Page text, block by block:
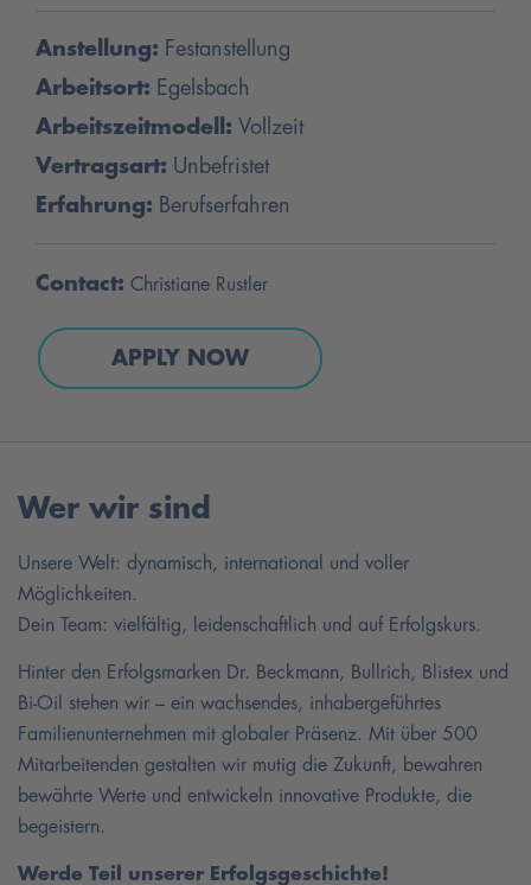
Anstellung: Festanstellung
Arbeitsort: Egelsbach
Arbeitszeitmodell: Vollzeit
Vertragsart: Unbefristet
Erfahrung: Berufserfahren
Contact: Christiane Rustler
APPLY NOW
Wer wir sind
Unsere Welt: dynamisch, international und voller
Möglichkeiten.
Dein Team: vielfältig, leidenschaftlich und auf Erfolgskurs.
Hinter den Erfolgsmarken Dr. Beckmann, Bullrich, Blistex und
Bi-Oil stehen wir – ein wachsendes, inhabergeführtes
Familienunternehmen mit globaler Präsenz. Mit über 500
Mitarbeitenden gestalten wir mutig die Zukunft, bewahren
bewährte Werte und entwickeln innovative Produkte, die
begeistern.
Werde Teil unserer Erfolgsgeschichte!